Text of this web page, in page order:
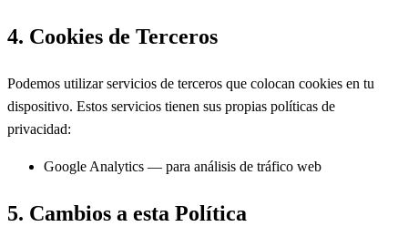
4. Cookies de Terceros
Podemos utilizar servicios de terceros que colocan cookies en tu
dispositivo. Estos servicios tienen sus propias políticas de
privacidad:
Google Analytics — para análisis de tráfico web
5. Cambios a esta Política